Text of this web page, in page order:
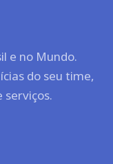
e no Mundo.
do seu time,
serviços.